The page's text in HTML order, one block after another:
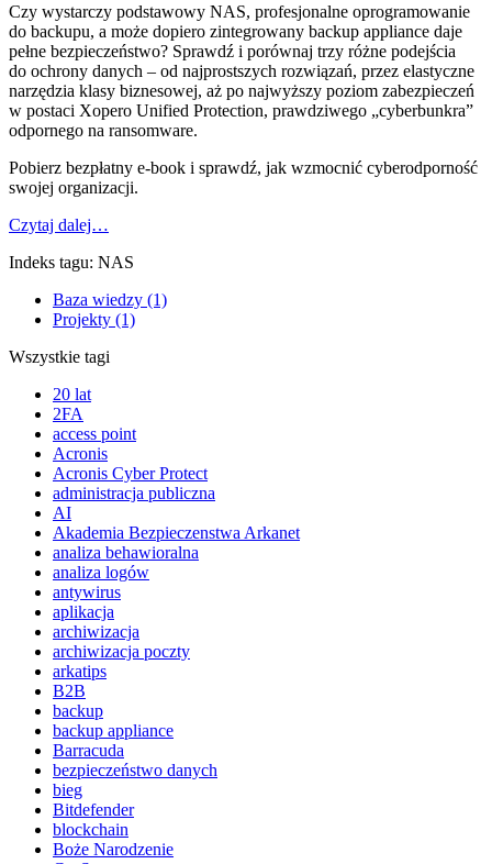
Czy wystarczy podstawowy NAS, profesjonalne oprogramowanie
do backupu, a może dopiero zintegrowany backup appliance daje
pełne bezpieczeństwo? Sprawdź i porównaj trzy różne podejścia
do ochrony danych – od najprostszych rozwiązań, przez elastyczne
narzędzia klasy biznesowej, aż po najwyższy poziom zabezpieczeń
w postaci Xopero Unified Protection, prawdziwego „cyberbunkra”
odpornego na ransomware.
Pobierz bezpłatny e-book i sprawdź, jak wzmocnić cyberodporność
swojej organizacji.
Czytaj dalej…
Indeks tagu: NAS
Baza wiedzy (1)
Projekty (1)
Wszystkie tagi
20 lat
2FA
access point
Acronis
Acronis Cyber Protect
administracja publiczna
AI
Akademia Bezpieczenstwa Arkanet
analiza behawioralna
analiza logów
antywirus
aplikacja
archiwizacja
archiwizacja poczty
arkatips
B2B
backup
backup appliance
Barracuda
bezpieczeństwo danych
bieg
Bitdefender
blockchain
Boże Narodzenie